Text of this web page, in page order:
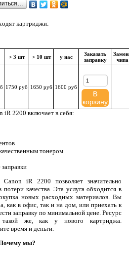
картриджи:
> 3 шт > 10 шт у нас
Заказать
заправку
чипа
1750 руб 1650 руб 1600 руб
В
корзину
iR 2200 включает в себя:
тонером
iR 2200 позволяет значительно
качества. Эта услуга обходится в
новых расходных материалов. Вы
как в офис, так и на дом, или приехать к
заправку по минимальной цене. Ресурс
такой же, как у нового картриджа.
время и деньги.
мы?